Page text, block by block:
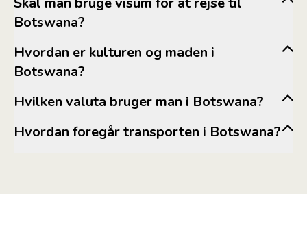
Botswana?
um.dk
Hvordan er kulturen og maden i
Botswana?
Hvilken valuta bruger man i Botswana?
Hvordan foregår transporten i Botswana?